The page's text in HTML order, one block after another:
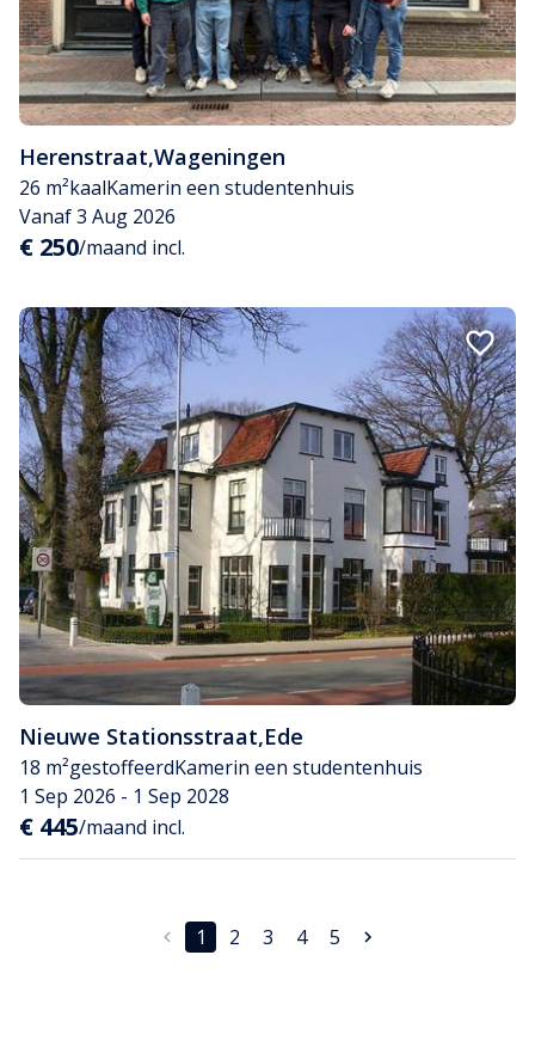
Herenstraat,Wageningen
26 m²kaalKamerin een studentenhuis
Vanaf 3 Aug 2026
€ 250/maand incl.
Nieuwe Stationsstraat,Ede
18 m²gestoffeerdKamerin een studentenhuis
1 Sep 2026 - 1 Sep 2028
€ 445/maand incl.
1 2 3 4 5